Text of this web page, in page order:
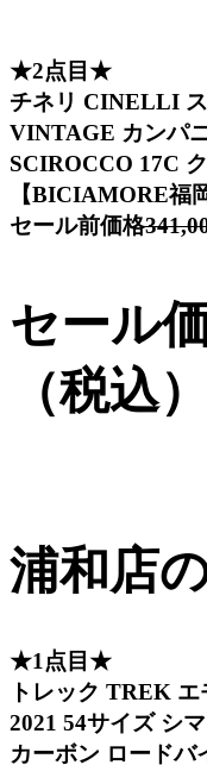
★2点目★
チネリ CINELLI
VINTAGE カンパ
SCIROCCO 17C
【BICIAMORE福
セール前価格
セール
（税込
浦和店
★1点目★
トレック TREK
2021 54サイズ シ
カーボン ロードバ